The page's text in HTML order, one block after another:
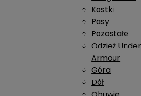
Kostki
Pasy
Pozostałe
Odzież Under
Armour
Góra
Dół